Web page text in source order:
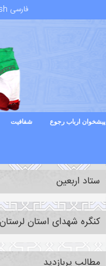
فارسی
پیشخوان ارباب رجوع شفافیت
ستاد اربعین
کنگره شهدای استان لرستان
مطالب پربازدید